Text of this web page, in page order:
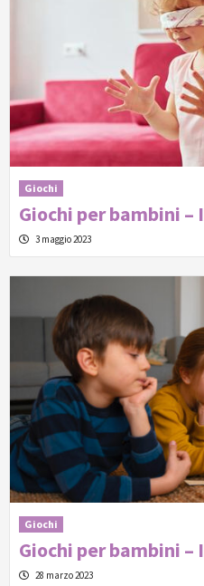
Giochi
Giochi per bambini –
3 maggio 2023
Giochi
Giochi per bambini –
28 marzo 2023